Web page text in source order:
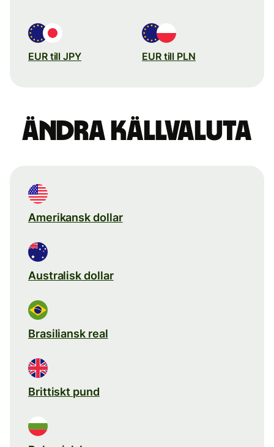
EUR till JPY EUR till PLN
Ändra källvaluta
Amerikansk dollar
Australisk dollar
Brasiliansk real
Brittiskt pund